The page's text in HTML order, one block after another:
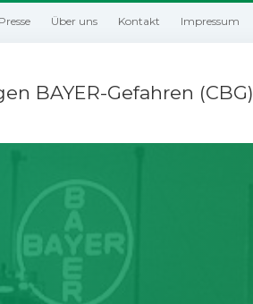
Presse Über uns Kontakt Impressum
BAYER-Gefahren (CBG)